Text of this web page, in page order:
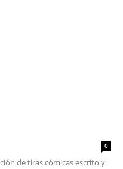
0
de tiras cómicas escrito y